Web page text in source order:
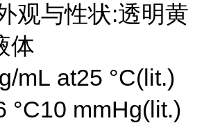
观与性状:透明黄
体
mL at25 °C(lit.)
°C10 mmHg(lit.)